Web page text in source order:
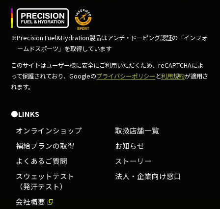
※Precision Fuel&Hydration製品はアンチ・ドーピング認証の「インフォ
ームドスポーツ」を取得しています
このサイトはユーザー様に安全にご利用いただくため、reCAPTCHAによ
って保護されており、Googleのプライバシーポリシー と利用規約が適用さ
れます。
●LINKS
オンラインショップ
取扱店舗一覧
補給プランの取得
お知らせ
よくあるご質問
ストーリー
スウェットテスト
（発汗テスト）
法人・企業向け窓口
会社概要